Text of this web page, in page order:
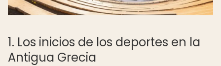
1. Los inicios de los deportes en la
Antigua Grecia